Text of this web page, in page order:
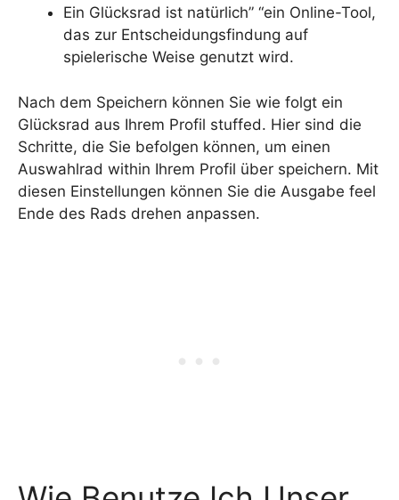
Ein Glücksrad ist natürlich” “ein Online-Tool,
das zur Entscheidungsfindung auf
spielerische Weise genutzt wird.
Nach dem Speichern können Sie wie folgt ein
Glücksrad aus Ihrem Profil stuffed. Hier sind die
Schritte, die Sie befolgen können, um einen
Auswahlrad within Ihrem Profil über speichern. Mit
diesen Einstellungen können Sie die Ausgabe feel
Ende des Rads drehen anpassen.